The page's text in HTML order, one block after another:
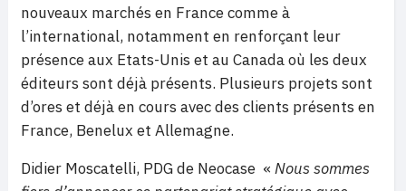
nouveaux marchés en France comme à
l’international, notamment en renforçant leur
présence aux Etats-Unis et au Canada où les deux
éditeurs sont déjà présents. Plusieurs projets sont
d’ores et déjà en cours avec des clients présents en
France, Benelux et Allemagne.
Didier Moscatelli, PDG de Neocase « Nous sommes